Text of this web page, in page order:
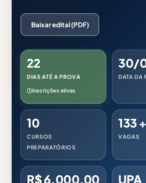
Baixar edital (PDF)
22
DIAS ATÉ A PROVA
Inscrições ativas
30/
DATA DA
10
CURSOS
PREPARATÓRIOS
133
VAGAS
R$ 6.000,00 UPA